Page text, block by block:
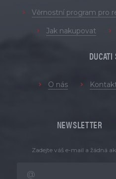
Věrnostní program pro
Jak nakupovat
DUCATI
O nás
NEWSLETTER
Zadejte váš e-mail a žádná